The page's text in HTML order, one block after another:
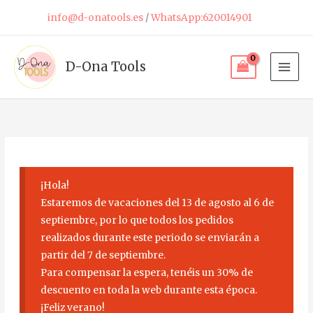
contenido
info@d-onatools.es/WhatsApp:620014901
D-Ona Tools
¡Hola!
Estaremos de vacaciones del 13 de agosto al 6 de
septiembre, por lo que todos los pedidos
realizados durante este periodo se enviarán a
partir del 7 de septiembre.
Para compensar la espera, tenéis un 30% de
descuento en toda la web durante esta época.
¡Feliz verano!